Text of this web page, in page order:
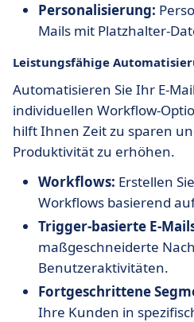
Personalisierung:
Mails mit Platzhalter-
Leistungsfähige
Automatisieren Sie Ihr E-
individuellen Workflow-
hilft Ihnen Zeit zu sparen
Produktivität zu erhöhen.
Workflows: Erstellen
Workflows basierend
Trigger-basierte E-
maßgeschneiderte
Benutzeraktivitäten.
Fortgeschrittene
Ihre Kunden in